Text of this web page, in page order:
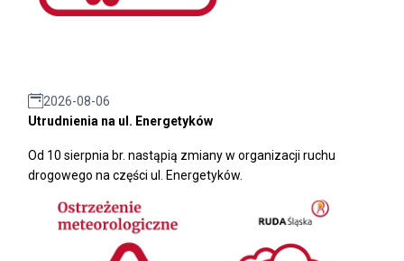
2026-08-06
Utrudnienia na ul. Energetyków
Od 10 sierpnia br. nastąpią zmiany w organizacji ruchu
drogowego na części ul. Energetyków.